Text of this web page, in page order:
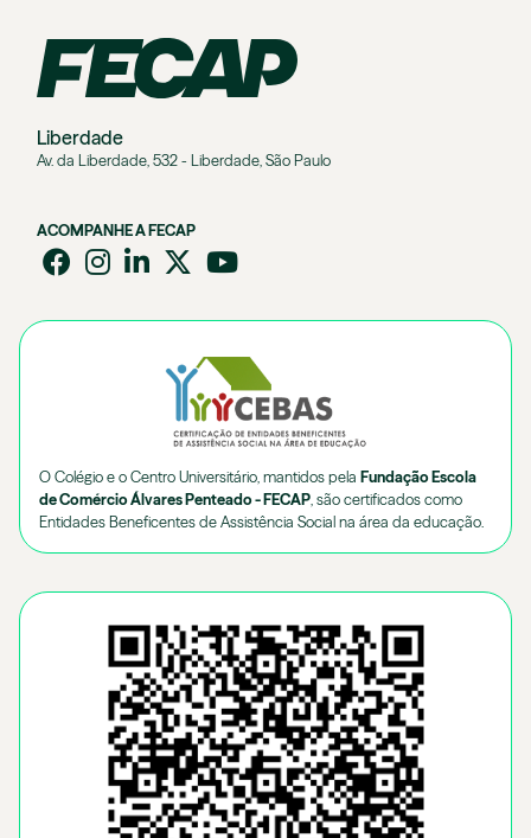
Liberdade
Av. da Liberdade, 532 - Liberdade, São Paulo
ACOMPANHE A FECAP
O Colégio e o Centro Universitário, mantidos pela Fundação Escola
de Comércio Álvares Penteado - FECAP , são certificados como
Entidades Beneficentes de Assistência Social na área da educação.